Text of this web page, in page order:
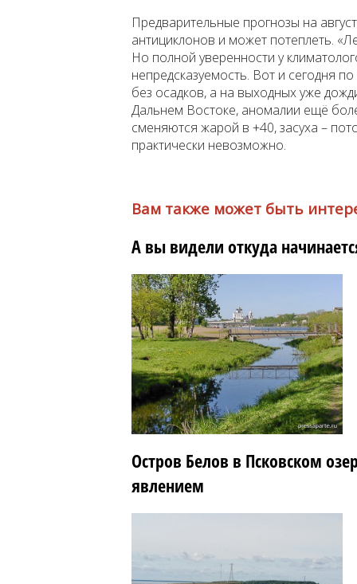
Предварительные прогнозы на
антициклонов и может потеплеть.
Но полной уверенности у
непредсказуемость. Вот и сегодня
без осадков, а на выходных уже
Дальнем Востоке, аномалии ещё
сменяются жарой в +40, засуха –
практически невозможно.
Вам также может быть
А вы видели откуда
Остров Белов в Псковском
явлением